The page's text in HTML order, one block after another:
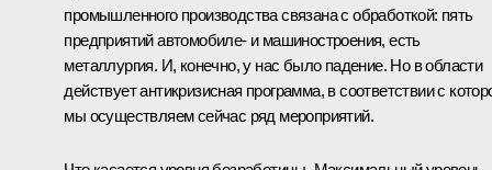
промышленного производства связана с обработкой: пять
предприятий автомобиле- и машиностроения, есть
металлургия. И, конечно, у нас было падение. Но в области
действует антикризисная программа, в соответствии с
мы осуществляем сейчас ряд мероприятий.